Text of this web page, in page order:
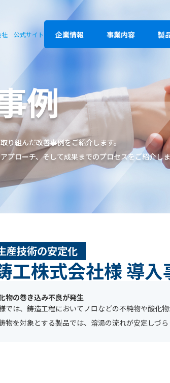
社 公式サイト 企業情報 事業内容 製
例
り組んだ改善事例をご紹介します。
プローチ、そして成果までのプロセスをご紹介し
産技術の安定化
工株式会社様 導入
物の巻き込み不良が発生
では、鋳造工程においてノロなどの不純物や酸化
物を対象とする製品では、溶湯の流れが安定しづら